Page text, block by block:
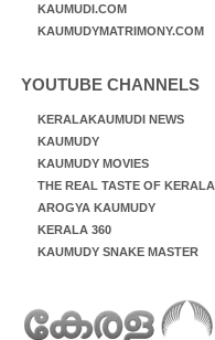
KAUMUDI.COM
KAUMUDYMATRIMONY.COM
YOUTUBE CHANNELS
KERALAKAUMUDI NEWS
KAUMUDY
KAUMUDY MOVIES
THE REAL TASTE OF KERALA
AROGYA KAUMUDY
KERALA 360
KAUMUDY SNAKE MASTER